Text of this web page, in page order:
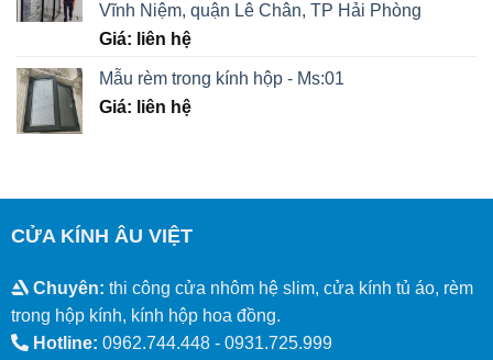
Vĩnh Niệm, quận Lê Chân, TP Hải Phòng
Giá: liên hệ
Mẫu rèm trong kính hộp - Ms:01
Giá: liên hệ
CỬA KÍNH ÂU VIỆT
Chuyên: thi công cửa nhôm hệ slim, cửa kính tủ áo, rèm
trong hộp kính, kính hộp hoa đồng.
Hotline: 0962.744.448 - 0931.725.999